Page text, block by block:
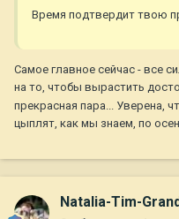
Время подтвердит твою
Самое главное сейчас - все
на то, чтобы вырастить
прекрасная пара... Уверена,
цыплят, как мы знаем, по
Natalia-Tim-